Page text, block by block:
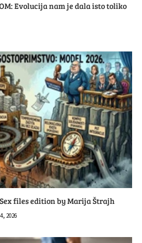
Evolucija nam je dala isto toliko
files edition by Marija Štrajh
2026